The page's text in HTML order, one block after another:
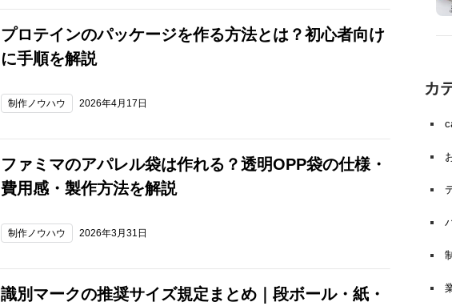
プロテインのパッケージを作る方法とは？初心者向け
に手順を解説
制作ノウハウ 2026年4月17日
ファミマのアパレル袋は作れる？透明OPP袋の仕様・
費用感・製作方法を解説
制作ノウハウ 2026年3月31日
識別マークの推奨サイズ規定まとめ｜段ボール・紙・
カ